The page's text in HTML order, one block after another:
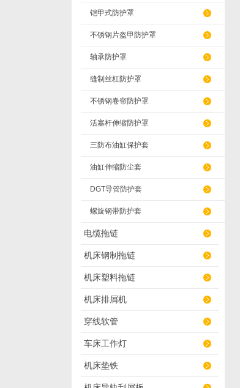
铠甲式防护罩
不锈钢片盔甲防护罩
轴承防护罩
缝制丝杠防护罩
不锈钢卷帘防护罩
活塞杆伸缩防护罩
三防布油缸保护套
油缸伸缩防尘套
DGT导管防护套
螺旋钢带防护套
电缆拖链
机床钢制拖链
机床塑料拖链
机床排屑机
穿线软管
车床工作灯
机床垫铁